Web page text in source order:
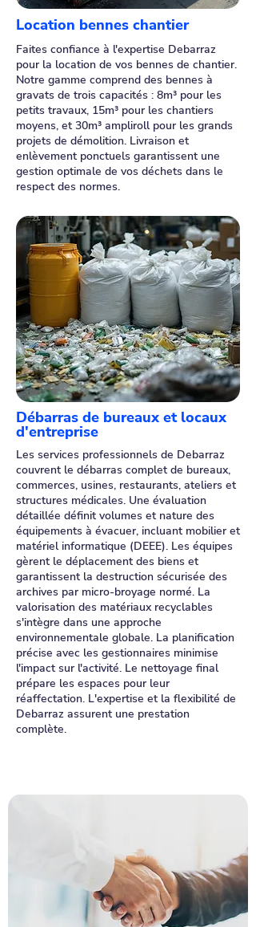
Location bennes chantier
Faites confiance à l'expertise Debarraz
pour la location de vos bennes de chantier.
Notre gamme comprend des bennes à
gravats de trois capacités : 8m³ pour les
petits travaux, 15m³ pour les chantiers
moyens, et 30m³ ampliroll pour les grands
projets de démolition. Livraison et
enlèvement ponctuels garantissent une
gestion optimale de vos déchets dans le
respect des normes.
Débarras de bureaux et locaux
d'entreprise
Les services professionnels de Debarraz
couvrent le débarras complet de bureaux,
commerces, usines, restaurants, ateliers et
structures médicales. Une évaluation
détaillée définit volumes et nature des
équipements à évacuer, incluant mobilier et
matériel informatique (DEEE). Les équipes
gèrent le déplacement des biens et
garantissent la destruction sécurisée des
archives par micro-broyage normé. La
valorisation des matériaux recyclables
s'intègre dans une approche
environnementale globale. La planification
précise avec les gestionnaires minimise
l'impact sur l'activité. Le nettoyage final
prépare les espaces pour leur
réaffectation. L'expertise et la flexibilité de
Debarraz assurent une prestation
complète.